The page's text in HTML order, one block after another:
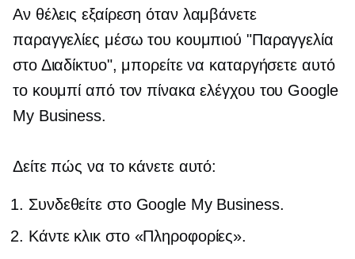
Αν θέλειςεξαίρεση όταν λαμβάνετε
παραγγελίες μέσω του κουμπιού "Παραγγελία
στο Διαδίκτυο", μπορείτε να καταργήσετε αυτό
το κουμπί από τον πίνακα ελέγχου του Google
My Business.
Δείτε πώς να το κάνετε αυτό:
Συνδεθείτε στο Google My Business.
Κάντε κλικ στο «Πληροφορίες».